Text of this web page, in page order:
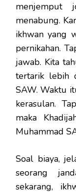
menjemput
menabung.
ikhwan yang
pernikahan.
jawab. Kita
tertarik lebih
SAW. Waktu
kerasulan.
maka
Muhammad
Soal biaya,
seorang
sekarang,